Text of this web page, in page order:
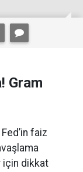
Gram
faiz
için dikkat